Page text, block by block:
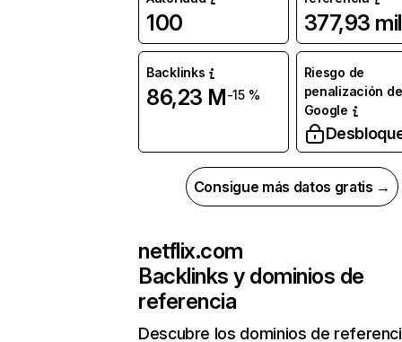
100 377,93 mil
Backlinks
86,23 M-15 %
Riesgo de
penalización de
Google
Consigue más datos gratis →
netflix.com
Backlinks y dominios de
referencia
Descubre los dominios de